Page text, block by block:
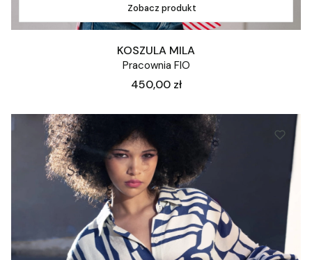
Zobacz produkt
KOSZULA MILA
Pracownia FIO
Cena
450,00 zł